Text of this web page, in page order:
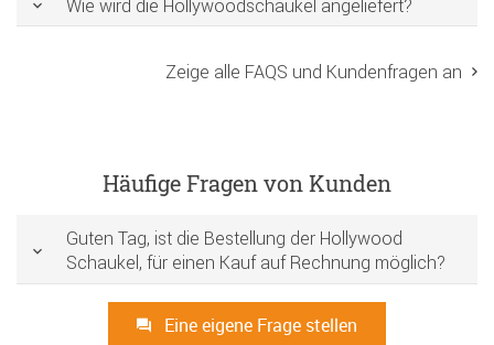
Wie wird die Hollywoodschaukel angeliefert?
Zeige alle FAQS und Kundenfragen an
Häufige Fragen von Kunden
Guten Tag, ist die Bestellung der Hollywood
Schaukel, für einen Kauf auf Rechnung möglich?
Eine eigene Frage stellen